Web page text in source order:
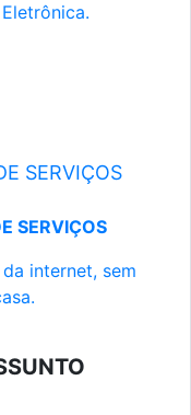
SERVIÇOS
SERVIÇOS
internet, sem